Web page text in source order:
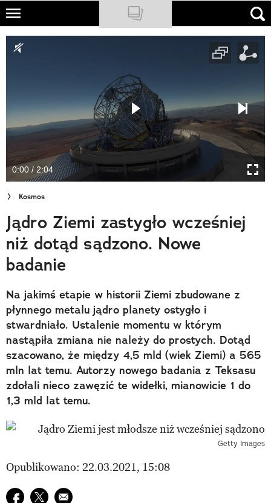
Skip
main
NATIONAL GEOGRAPHIC
Sklep
Cuda Polski
Wielki Konkurs Fotograficzny
Trendbook Podróżniczy
Polecane
0:00 / 2:04
Kosmos
Jądro Ziemi zastygło wcześniej
niż dotąd sądzono. Nowe
badanie
Na jakimś etapie w historii Ziemi zbudowane z
płynnego metalu jądro planety ostygło i
stwardniało. Ustalenie momentu w którym
nastąpiła zmiana nie należy do prostych. Dotąd
szacowano, że między 4,5 mld (wiek Ziemi) a 565
mln lat temu. Autorzy nowego badania z Teksasu
zdołali nieco zawęzić te widełki, mianowicie 1 do
1,3 mld lat temu.
Getty Images
Opublikowano: 22.03.2021, 15:08
Udostępnij na facebook
Udostępnij na twitter
E-mail do przyjaciela